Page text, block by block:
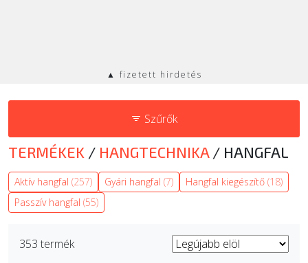
SZOLGÁLTATÁSOK
ÚJ TERMÉKEK
▲ fizetett hirdetés
TERMÉKEK / HANGTECHNIKA / HANGFAL
Aktív hangfal (257) Gyári hangfal (7) Hangfal kiegészítő (18)
Passzív hangfal (55)
353 termék
Szűrők